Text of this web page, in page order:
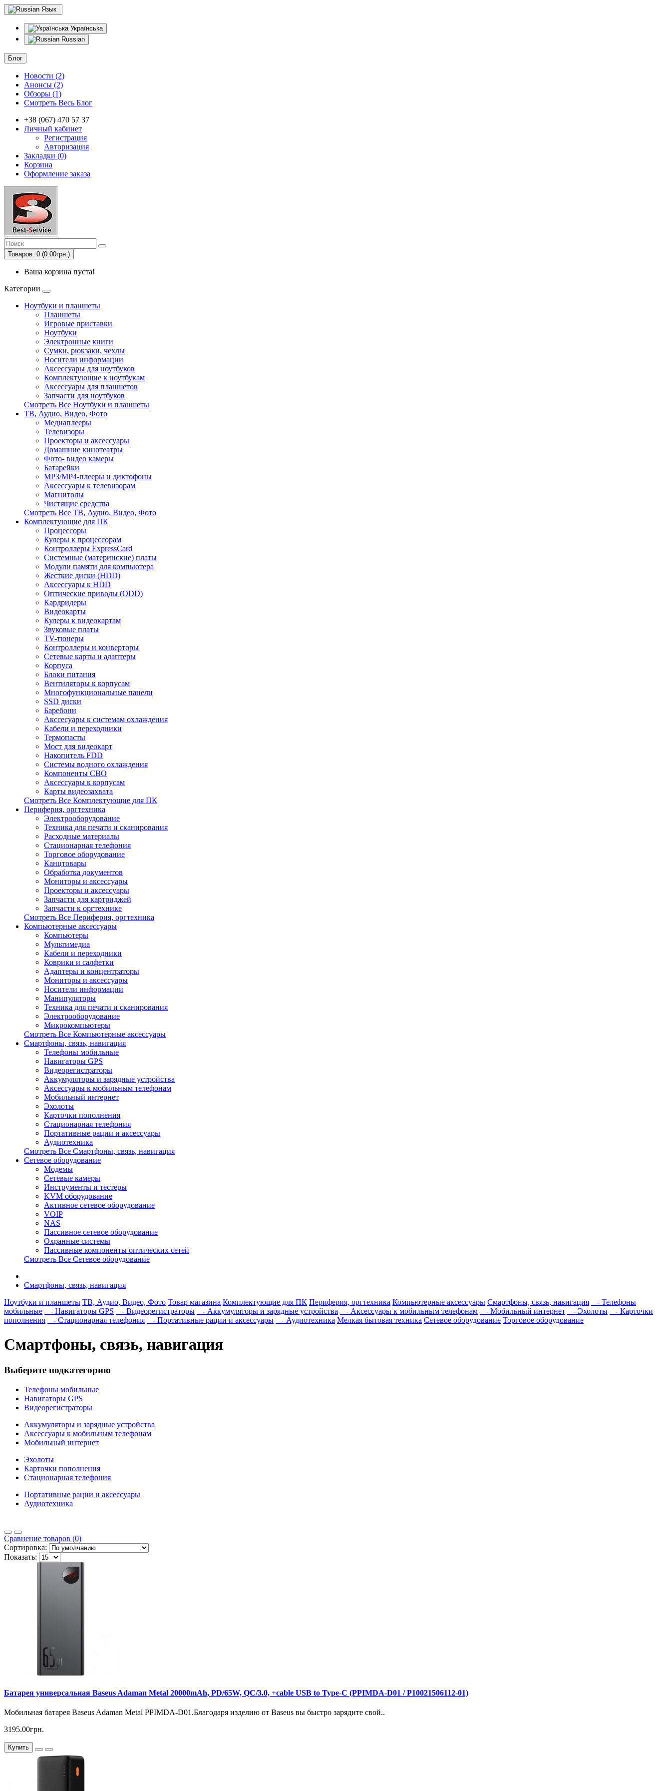
Язык
Українська
Russian
Блог
Новости (2)
Анонсы (2)
Обзоры (1)
Смотреть Весь Блог
+38 (067) 470 57 37
Личный кабинет
Регистрация
Авторизация
Закладки (0)
Корзина
Оформление заказа
Товаров: 0 (0.00грн.)
Ваша корзина пуста!
Категории
Ноутбуки и планшеты
Планшеты
Игровые приставки
Ноутбуки
Электронные книги
Сумки, рюкзаки, чехлы
Носители информации
Аксессуары для ноутбуков
Комплектующие к ноутбукам
Аксессуары для планшетов
Запчасти для ноутбуков
Смотреть Все Ноутбуки и планшеты
ТВ, Аудио, Видео, Фото
Медиаплееры
Телевизоры
Проекторы и аксессуары
Домашние кинотеатры
Фото- видео камеры
Батарейки
MP3/MP4-плееры и диктофоны
Аксессуары к телевизорам
Магнитолы
Чистящие средства
Смотреть Все ТВ, Аудио, Видео, Фото
Комплектующие для ПК
Процессоры
Кулеры к процессорам
Контроллеры ExpressCard
Системные (материнские) платы
Модули памяти для компьютера
Жесткие диски (HDD)
Аксессуары к HDD
Оптические приводы (ODD)
Кардридеры
Видеокарты
Кулеры к видеокартам
Звуковые платы
TV-тюнеры
Контроллеры и конверторы
Сетевые карты и адаптеры
Корпуса
Блоки питания
Вентиляторы к корпусам
Многофункциональные панели
SSD диски
Баребони
Акссесуары к системам охлаждения
Кабели и переходники
Термопасты
Мост для видеокарт
Накопитель FDD
Системы водного охлаждения
Компоненты СВО
Аксессуары к корпусам
Карты видеозахвата
Смотреть Все Комплектующие для ПК
Периферия, оргтехника
Электрооборудование
Техника для печати и сканирования
Расходные материалы
Стационарная телефония
Торговое оборудование
Канцтовары
Обработка документов
Мониторы и аксессуары
Проекторы и аксессуары
Запчасти для картриджей
Запчасти к оргтехнике
Смотреть Все Периферия, оргтехника
Компьютерные аксессуары
Компьютеры
Мультимедиа
Кабели и переходники
Коврики и салфетки
Адаптеры и концентраторы
Мониторы и аксессуары
Носители информации
Манипуляторы
Техника для печати и сканирования
Электрооборудование
Микрокомпьютеры
Смотреть Все Компьютерные аксессуары
Смартфоны, связь, навигация
Телефоны мобильные
Навигаторы GPS
Видеорегистраторы
Аккумуляторы и зарядные устройства
Аксессуары к мобильным телефонам
Мобильный интернет
Эхолоты
Карточки пополнения
Стационарная телефония
Портативные рации и аксессуары
Аудиотехника
Смотреть Все Смартфоны, связь, навигация
Сетевое оборудование
Модемы
Сетевые камеры
Инструменты и тестеры
KVM оборудование
Активное сетевое оборудование
VOIP
NAS
Пассивное сетевое оборудование
Охранные системы
Пассивные компоненты оптических сетей
Смотреть Все Сетевое оборудование
Смартфоны, связь, навигация
Ноутбуки и планшеты ТВ, Аудио, Видео, Фото Товар магазина Комплектующие для ПК Периферия, оргтехника Компьютерные аксессуары Смартфоны, связь, навигация
- Телефоны
мобильные
- Навигаторы GPS - Видеорегистраторы - Аккумуляторы и зарядные устройства - Аксессуары к мобильным телефонам - Мобильный интернет - Эхолоты
- Карточки
пополнения
- Стационарная телефония - Портативные рации и аксессуары - Аудиотехника Мелкая бытовая техника Сетевое оборудование Торговое оборудование
Смартфоны, связь, навигация
Выберите подкатегорию
Телефоны мобильные
Навигаторы GPS
Видеорегистраторы
Аккумуляторы и зарядные устройства
Аксессуары к мобильным телефонам
Мобильный интернет
Эхолоты
Карточки пополнения
Стационарная телефония
Портативные рации и аксессуары
Аудиотехника
Сравнение товаров (0)
Сортировка:
Показать:
Батарея универсальная Baseus Adaman Metal 20000mAh, PD/65W, QC/3.0, +cable USB to Type-C (PPIMDA-D01 / P10021506112-01)
Мобильная батарея Baseus Adaman Metal PPIMDA-D01.Благодаря изделию от Baseus вы быстро зарядите свой..
3195.00грн.
Купить